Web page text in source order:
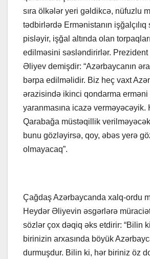
sıra ölkələr yeri gəldikcə, nüfuzlu
tədbirlərdə Ermənistanın işğalçılıq
pisləyir, işğal altında olan
edilməsini səsləndirirlər. Prezident
Əliyev demişdir: “Azərbaycanın
bərpa edilməlidir. Biz heç vaxt
ərazisində ikinci qondarma erməni
yaranmasına icazə verməyəcəyik.
Qarabağa müstəqillik
bunu gözləyirsə, qoy, əbəs yerə
olmayacaq”.
Çağdaş Azərbaycanda xalq-ordu
Heydər Əliyevin əsgərlərə
sözlər çox dəqiq əks etdirir: “Bilin
birinizin arxasında böyük
durmuşdur. Bilin ki, hər biriniz öz